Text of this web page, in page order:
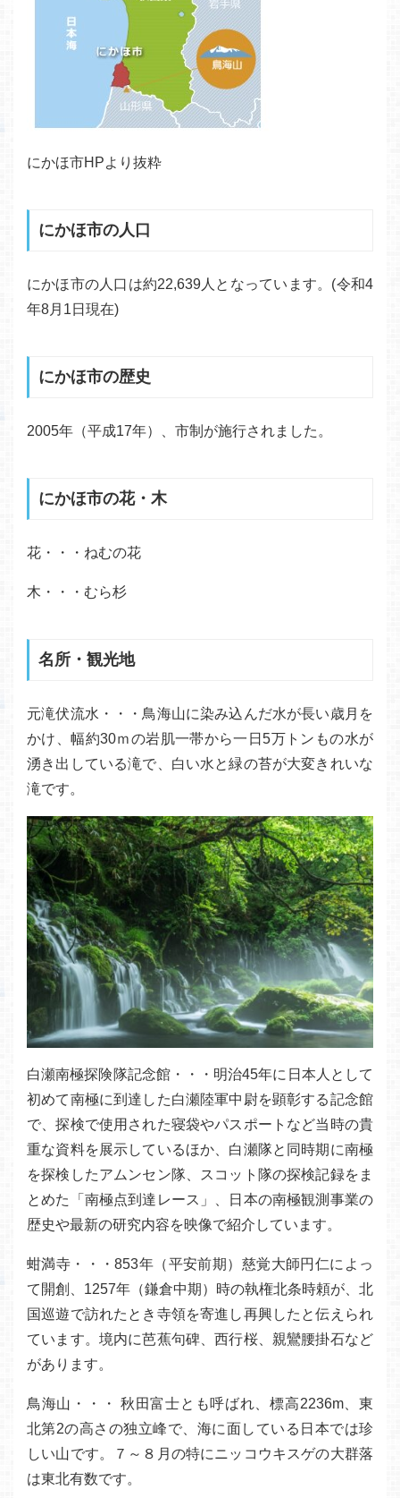
にかほ市HPより抜粋
にかほ市の人口
にかほ市の人口は約22,639人となっています。(令和4
年8月1日現在)
にかほ市の歴史
2005年（平成17年）、市制が施行されました。
にかほ市の花・木
花・・・ねむの花
木・・・むら杉
名所・観光地
元滝伏流水・・・鳥海山に染み込んだ水が長い歳月を
かけ、幅約30ｍの岩肌一帯から一日5万トンもの水が
湧き出している滝で、白い水と緑の苔が大変きれいな
滝です。
白瀬南極探険隊記念館・・・明治45年に日本人として
初めて南極に到達した白瀬陸軍中尉を顕彰する記念館
で、探検で使用された寝袋やパスポートなど当時の貴
重な資料を展示しているほか、白瀬隊と同時期に南極
を探検したアムンセン隊、スコット隊の探検記録をま
とめた「南極点到達レース」、日本の南極観測事業の
歴史や最新の研究内容を映像で紹介しています。
蚶満寺・・・853年（平安前期）慈覚大師円仁によっ
て開創、1257年（鎌倉中期）時の執権北条時頼が、北
国巡遊で訪れたとき寺領を寄進し再興したと伝えられ
ています。境内に芭蕉句碑、西行桜、親鸞腰掛石など
があります。
鳥海山・・・ 秋田富士とも呼ばれ、標高2236m、東
北第2の高さの独立峰で、海に面している日本では珍
しい山です。７～８月の特にニッコウキスゲの大群落
は東北有数です。